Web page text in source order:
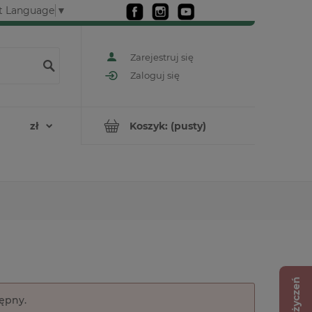
Language ▼
Zarejestruj się
Zaloguj się
Koszyk: (pusty)